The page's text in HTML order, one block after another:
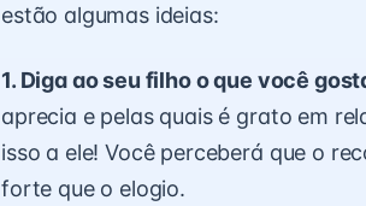
estão algumas ideias:
1. Diga ao seu filho o que você
aprecia e pelas quais é grato em
isso a ele! Você perceberá que o
forte que o elogio.